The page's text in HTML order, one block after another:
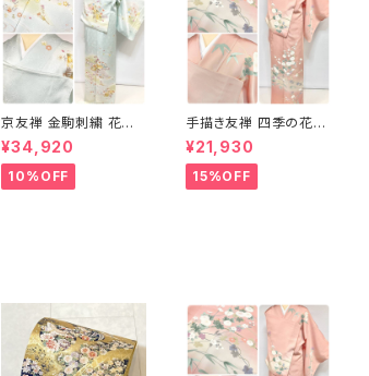
京友禅 金駒刺繍 花柄
訪問着 正絹 水色 黄緑
パステルカラー アイス
グリーン 1433
¥34,920
10%OFF
手描き友禅 四季の花々
訪問着 袷 正絹 サーモ
ンピンク クリーム 白 桃
花色 1434
¥21,930
15%OFF